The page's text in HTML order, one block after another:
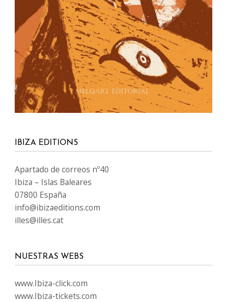
IBIZA EDITIONS
Apartado de correos nº40
Ibiza – Islas Baleares
07800 España
info@ibizaeditions.com
illes@illes.cat
NUESTRAS WEBS
www.Ibiza-click.com
www.Ibiza-tickets.com